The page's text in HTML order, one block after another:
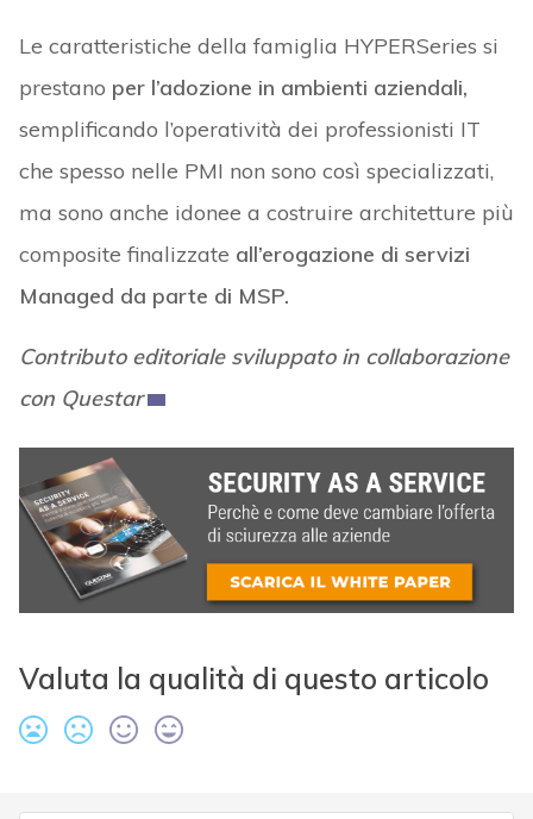
Le caratteristiche della famiglia HYPERSeries si
prestano per l’adozione in ambienti aziendali,
semplificando l’operatività dei professionisti IT
che spesso nelle PMI non sono così specializzati,
ma sono anche idonee a costruire architetture più
composite finalizzate all’erogazione di servizi
Managed da parte di MSP.
Contributo editoriale sviluppato in collaborazione
con Questar
Valuta la qualità di questo articolo